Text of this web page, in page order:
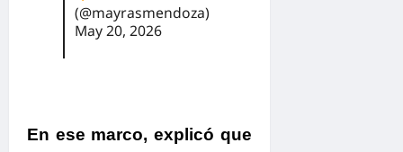
(@mayrasmendoza)
May 20, 2026
En ese marco, explicó que